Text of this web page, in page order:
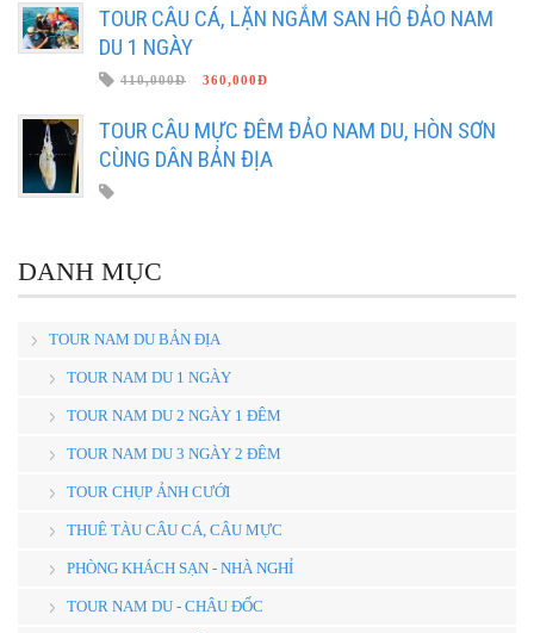
TOUR CÂU CÁ, LẶN NGẮM SAN HÔ ĐẢO NAM
DU 1 NGÀY
410,000Đ 360,000Đ
TOUR CÂU MỰC ĐÊM ĐẢO NAM DU, HÒN SƠN
CÙNG DÂN BẢN ĐỊA
DANH MỤC
TOUR NAM DU BẢN ĐỊA
TOUR NAM DU 1 NGÀY
TOUR NAM DU 2 NGÀY 1 ĐÊM
TOUR NAM DU 3 NGÀY 2 ĐÊM
TOUR CHỤP ẢNH CƯỚI
THUÊ TÀU CÂU CÁ, CÂU MỰC
PHÒNG KHÁCH SẠN - NHÀ NGHỈ
TOUR NAM DU - CHÂU ĐỐC